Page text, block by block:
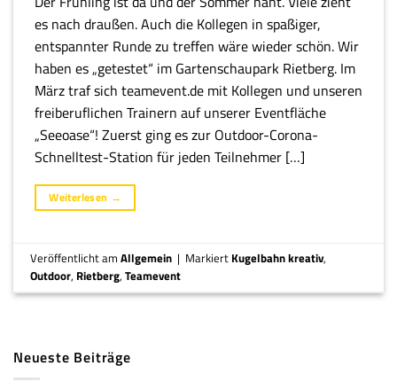
es nach draußen. Auch die Kollegen in spaßiger,
entspannter Runde zu treffen wäre wieder schön. Wir
haben es „getestet“ im Gartenschaupark Rietberg. Im
März traf sich teamevent.de mit Kollegen und unseren
freiberuflichen Trainern auf unserer Eventfläche
„Seeoase“! Zuerst ging es zur Outdoor-Corona-
Schnelltest-Station für jeden Teilnehmer […]
Weiterlesen →
Veröffentlicht amAllgemein | Markiert Kugelbahn kreativ,
Outdoor, Rietberg,Teamevent
Neueste Beiträge